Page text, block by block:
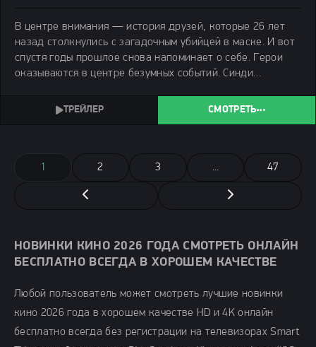
В центре внимания — история друзей, которые 26 лет
назад столкнулись с загадочным убийцей в маске. И вот
спустя годы прошлое снова напоминает о себе. Герои
оказываются в центре безумных событий. Синди
собираются вместе после долгих лет разлуки
СМОТРЕТЬ
1 2 3 ... 47
НОВИНКИ КИНО 2026 ГОДА СМОТРЕТЬ ОНЛАЙН
БЕСПЛАТНО ВСЕГДА В ХОРОШЕМ КАЧЕСТВЕ
Любой пользователь может смотреть лучшие новинки
кино 2026 года в хорошем качестве HD и 4K онлайн
бесплатно всегда без регистрации на телевизорах Smart